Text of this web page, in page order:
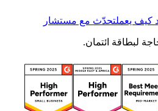
كيف يعملتحدّث مع مستشار